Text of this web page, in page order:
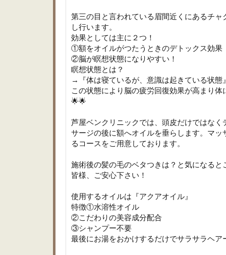
第三の目と言われている眉間近くにあるチャ
し行います。
効果としては主に２つ！
①額をオイルがつたうときのデトックス効果
②脳が瞑想状態になりやすい！
瞑想状態とは？
→『体は寝ているが、意識は起きている状態
この状態により脳の疲労回復効果が高まり
🌟🌟
芦屋ベンクリニックでは、頭皮だけではなく
サージの後に額へオイルを垂らします。マッ
るコースをご用意しております。
施術後の髪の毛のベタつきは？と気になると
皆様、ご安心下さい！
使用するオイルは『アクアオイル』
特徴①水溶性オイル
②こだわりの美容成分配合
③シャンプー不要
最後にお湯をおかけするだけでサラサラヘア